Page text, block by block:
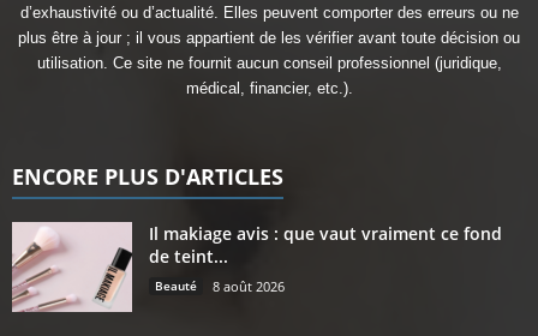
d’exhaustivité ou d’actualité. Elles peuvent comporter des erreurs ou ne
plus être à jour ; il vous appartient de les vérifier avant toute décision ou
utilisation. Ce site ne fournit aucun conseil professionnel (juridique,
médical, financier, etc.).
ENCORE PLUS D'ARTICLES
Il makiage avis : que vaut vraiment ce fond
de teint...
Beauté 8 août 2026